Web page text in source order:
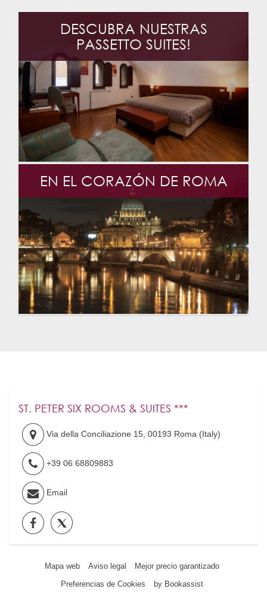
DESCUBRA NUESTRAS
PASSETTO SUITES!
EN EL CORAZÓN DE ROMA
ST. PETER SIX ROOMS & SUITES ***
Via della Conciliazione 15 ,00193 Roma (Italy)
+39 06 68809883
Email
Mapa web Aviso legal
Mejor precio garantizado
Preferencias de Cookies
by Bookassist